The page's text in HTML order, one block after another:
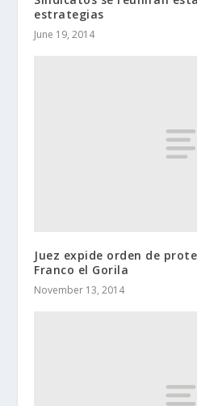
estrategias
June 19, 2014
Juez expide orden de
Franco el Gorila
November 13, 2014